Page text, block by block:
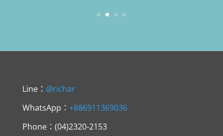
Line： @richar
WhatsApp： +886911369036
Phone：(04)2320-2153